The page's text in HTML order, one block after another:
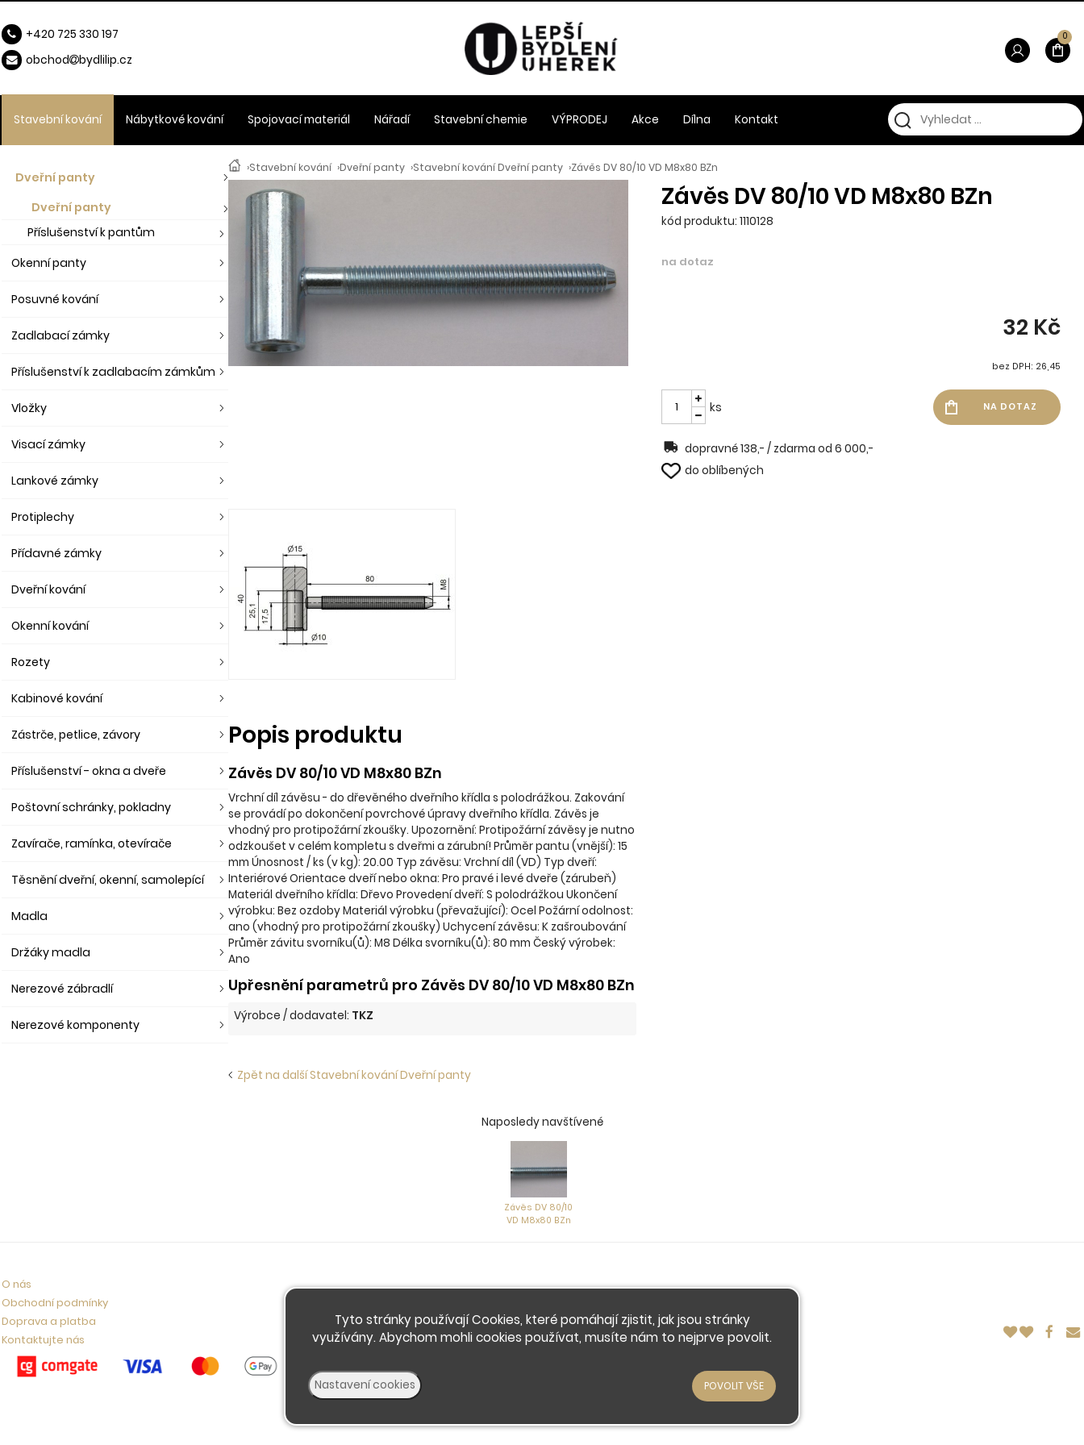
›Stavební kování ›Dveřní panty ›Stavební kování Dveřní panty ›Závěs DV 80/10 VD M8x80 BZn
Závěs DV 80/10 VD M8x80 BZn
kód produktu: 1110128
na dotaz
32 Kč
bez DPH: 26,45
ks
dopravné 138,- / zdarma od 6 000,-
do oblíbených
Popis produktu
Závěs DV 80/10 VD M8x80 BZn
Vrchní díl závěsu - do dřevěného dveřního křídla s polodrážkou. Zakování
se provádí po dokončení povrchové úpravy dveřního křídla. Závěs je
vhodný pro protipožární zkoušky. Upozornění: Protipožární závěsy je nutno
odzkoušet v celém kompletu s dveřmi a zárubní! Průměr pantu (vnější): 15
mm Únosnost / ks (v kg): 20.00 Typ závěsu: Vrchní díl (VD) Typ dveří:
Interiérové Orientace dveří nebo okna: Pro pravé i levé dveře (zárubeň)
Materiál dveřního křídla: Dřevo Provedení dveří: S polodrážkou Ukončení
výrobku: Bez ozdoby Materiál výrobku (převažující): Ocel Požární odolnost:
ano (vhodný pro protipožární zkoušky) Uchycení závěsu: K zašroubování
Průměr závitu svorníku(ů): M8 Délka svorníku(ů): 80 mm Český výrobek:
Ano
Upřesnění parametrů pro Závěs DV 80/10 VD M8x80 BZn
Výrobce / dodavatel: TKZ
Zpět na další Stavební kování Dveřní panty
Dveřní panty
Dveřní panty
Příslušenství k pantům
Okenní panty
Posuvné kování
Zadlabací zámky
Příslušenství k zadlabacím zámkům
Vložky
Visací zámky
Lankové zámky
Protiplechy
Přídavné zámky
Dveřní kování
Okenní kování
Rozety
Kabinové kování
Zástrče, petlice, závory
Příslušenství - okna a dveře
Poštovní schránky, pokladny
Zavírače, ramínka, otevírače
Těsnění dveřní, okenní, samolepící
Madla
Držáky madla
Nerezové zábradlí
Nerezové komponenty
Stavební kování Nábytkové kování Spojovací materiál Nářadí Stavební chemie VÝPRODEJ Akce Dílna Kontakt
0
+420 725 330 197
obchod
bydlilip.cz
Naposledy navštívené
Závěs DV 80/10
VD M8x80 BZn
O nás
Obchodní podmínky
Doprava a platba
Kontaktujte nás
© 2026 - Developed by
Tyto stránky používají Cookies, které pomáhají zjistit, jak jsou stránky
využívány. Abychom mohli cookies používat, musíte nám to nejprve povolit.